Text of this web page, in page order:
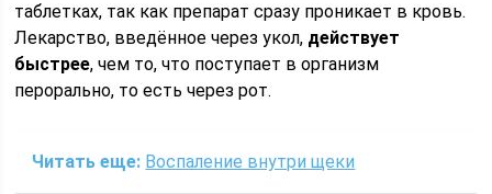
таблетках, так как препарат сразу проникает в кровь.
Лекарство, введённое через укол, действует
быстрее, чем то, что поступает в организм
перорально, то есть через рот.
Читать еще: Воспаление внутри щеки